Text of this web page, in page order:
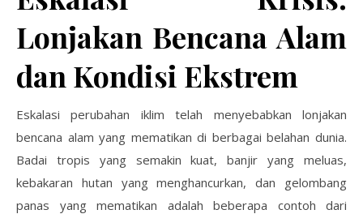
Lonjakan Bencana Alam
dan Kondisi Ekstrem
Eskalasi perubahan iklim telah menyebabkan lonjakan
bencana alam yang mematikan di berbagai belahan dunia.
Badai tropis yang semakin kuat, banjir yang meluas,
kebakaran hutan yang menghancurkan, dan gelombang
panas yang mematikan adalah beberapa contoh dari